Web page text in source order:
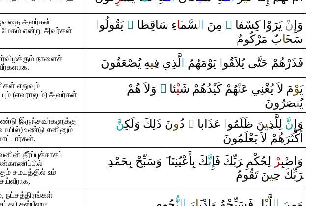
அவர்கள்
என்று அவர்கள்
وَ‌إِ‌ ن ْ يَ‍رَ ‌وْ‌ا‌ كِسْفا ‌ ً ‌ مِنَ ل‍‍سَّم‍‍َ‍ا‌ءِ‌ سَاقِ‍‍ط‍‍ا ‌ ً ‌ يَ‍‍قُ‍‍ولُو
سَح‍‍َ‍اب ‌ مَرْكُومٌ
நாளைச்
فَذَ‌رْهُمْ حَتَّى‌ يُلاَ‍قُ‍‍و ‌ يَوْمَهُمُ لَّذِي ف‍‍ِ‍ي‍‍هِ يُ‍‍صْ‍‍عَ‍‍قُ‍‍ونَ
எதுவும்
(எவராலும்) அவர்கள்
يَ‍‍وْمَ لاَ‌ يُ‍‍غْ‍‍نِي عَ‍‌‍نْ‍‍هُمْ كَيْدُهُمْ شَ‍‍يْ‍‍ئا ‌ ً ‌ ‌وَلاَ‌ هُمْ
يُ‍‌‍ن‍‍صَ‍‍رُ‌ونَ
இருந்தவர்களுக்கு
உண்டு எனினும்
وَ‌إِ نّ َ لِلَّذ‍ِ‍ي‍‍نَ ظَ‍‍لَمُو ‌ عَذَ‌ابا‌ ‌ ً ‌ ‌د‍ُ‍‌ونَ ‌ذَلِكَ ‌وَلَكِ‍‍نّ
‌أَكْثَ‍رَهُمْ لاَ‌ يَعْلَمُونَ
தீர்ப்புக்காகப்
சமயத்தில் உம்
وَ‌ا صْ‍‍بِ‍‍ر ْ‌ لِحُكْمِ ‌‍رَبِّكَ فَإِنَّ‍‍كَ بِأَعْيُنِنَا‌ ‌وَسَبِّحْ بِحَمْدِ‌
رَبِّكَ ح‍‍ِ‍ي‍‍نَ تَ‍‍قُ‍‍ومُ
நட்சத்திரங்கள்
தஸ்பீஹு